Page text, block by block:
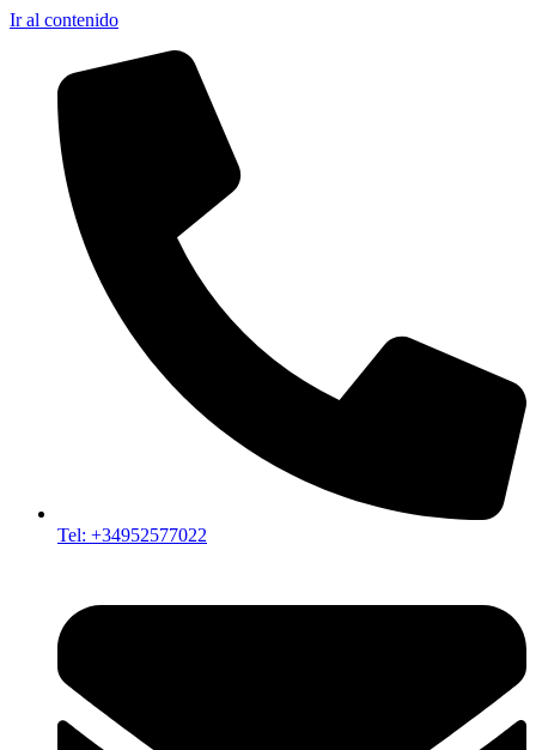
Ir al contenido
Tel: +34952577022